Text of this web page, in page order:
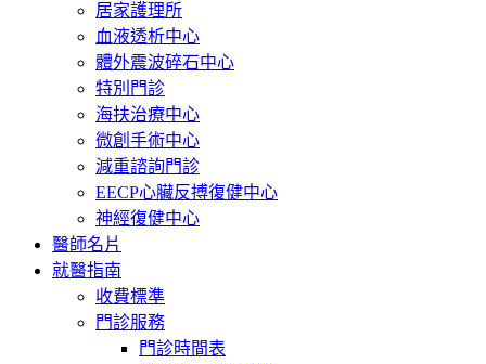
居家護理所
血液透析中心
體外震波碎石中心
特別門診
海扶治療中心
微創手術中心
減重諮詢門診
EECP心臟反搏復健中心
神經復健中心
醫師名片
就醫指南
收費標準
門診服務
門診時間表